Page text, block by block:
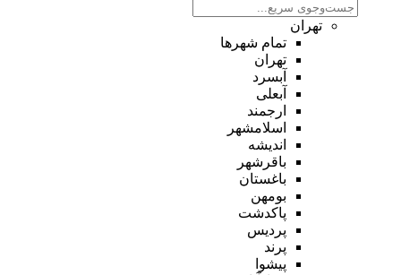
تهران
تمام شهر‌ها
تهران
آبسرد
آبعلی
ارجمند
اسلامشهر
اندیشه
باقرشهر
باغستان
بومهن
پاکدشت
پردیس
پرند
پیشوا